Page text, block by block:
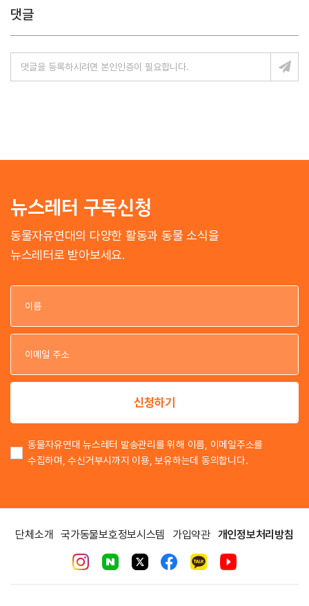
댓글
뉴스레터 구독신청
동물자유연대의 다양한 활동과 동물 소식을
뉴스레터로 받아보세요.
이
이
신청하기
동물자유연대 뉴스레터 발송관리를 위해 이름, 이메일주소를
수집하며, 수신거부시까지 이용, 보유하는데 동의합니다.
단체소개 국가동물보호정보시스템 가입약관 개인정보처리방침